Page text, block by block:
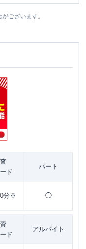
ございます。
ド
パート
分※ ◯
ド
アルバイト